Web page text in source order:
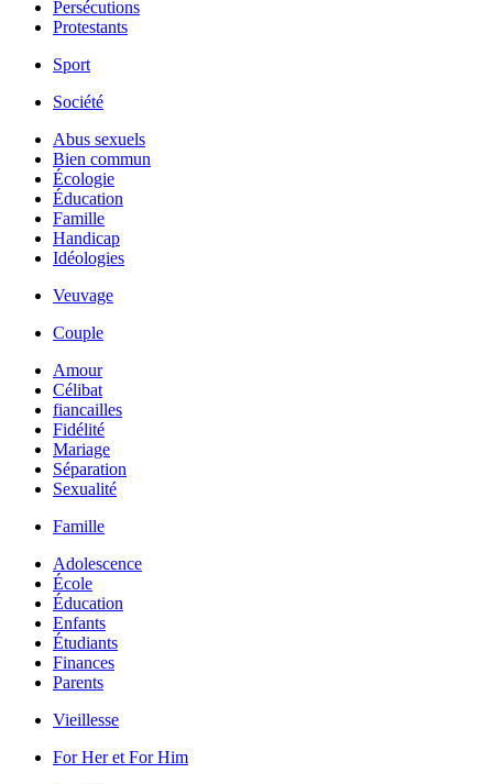
Persécutions
Protestants
Sport
Société
Abus sexuels
Bien commun
Écologie
Éducation
Famille
Handicap
Idéologies
Veuvage
Couple
Amour
Célibat
fiancailles
Fidélité
Mariage
Séparation
Sexualité
Famille
Adolescence
École
Éducation
Enfants
Étudiants
Finances
Parents
Vieillesse
For Her et For Him